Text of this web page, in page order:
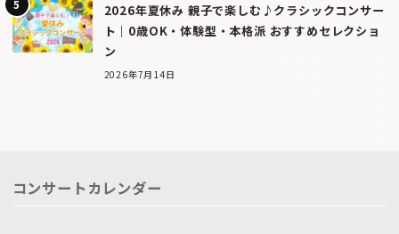
2026年夏休み 親子で楽しむ♪クラシックコンサー
ト｜0歳OK・体験型・本格派 おすすめセレクショ
ン
2026年7月14日
コンサートカレンダー